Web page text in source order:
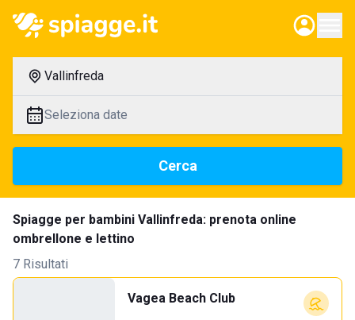
Vallinfreda
Seleziona date
Cerca
Spiagge per bambini Vallinfreda: prenota online
ombrellone e lettino
7 Risultati
Vagea Beach Club